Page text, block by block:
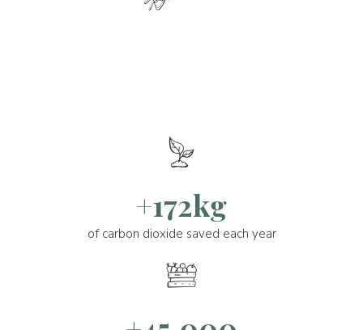
+172kg
of carbon dioxide saved each year